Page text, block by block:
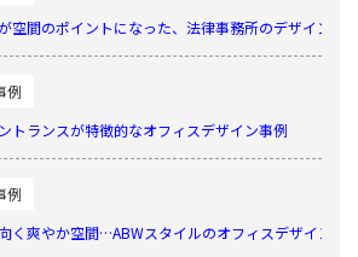
空間のポイントになった、法律事務所のデザイン事
例
トランスが特徴的なオフィスデザイン事例
例
く爽やか空間…ABWスタイルのオフィスデザイン事